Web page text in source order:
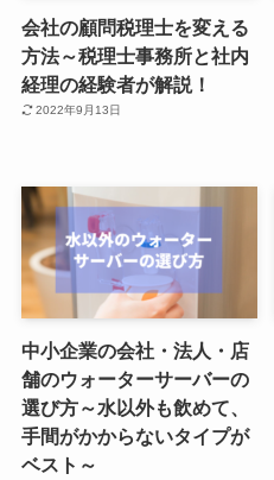
会社の顧問税理士を変える
方法～税理士事務所と社内
経理の経験者が解説！
2022年9月13日
中小企業の会社・法人・店
舗のウォーターサーバーの
選び方～水以外も飲めて、
手間がかからないタイプが
ベスト～